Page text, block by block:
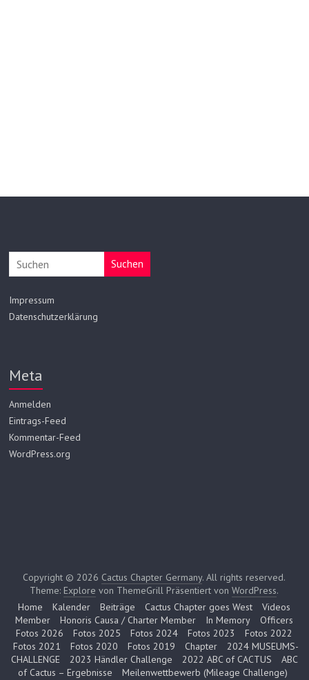
Suchen
Impressum
Datenschutzerklärung
Meta
Anmelden
Eintrags-Feed
Kommentar-Feed
WordPress.org
Copyright © 2026 Cactus Chapter Germany. All rights reserved.
Theme: Explore von ThemeGrill Präsentiert vonWordPress.
Home
Kalender Beiträge Cactus Chapter goes West
Videos
Member
Honoris Causa / Charter Member In Memory
Officers
Fotos 2026
Fotos 2025 Fotos 2024 Fotos 2023
Fotos 2022
Fotos 2021
Fotos 2020 Fotos 2019 Chapter
2024 MUSEUMS-
CHALLENGE
2023 Händler Challenge 2022 ABC of CACTUS
ABC
of Cactus – Ergebnisse
Meilenwettbewerb (Mileage Challenge)